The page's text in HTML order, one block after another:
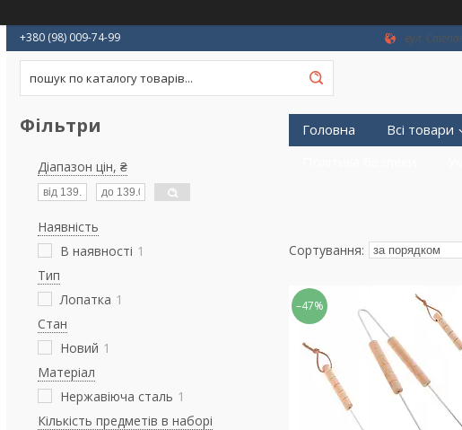
+380 (98) 009-74-99
вул.
Фільтри
Діапазон цін, ₴
Наявність
В наявності 1
Тип
Лопатка 1
Стан
Новий 1
Матеріал
Нержавіюча сталь 1
Кількість предметів в наборі
Головна Всі товари
–47%